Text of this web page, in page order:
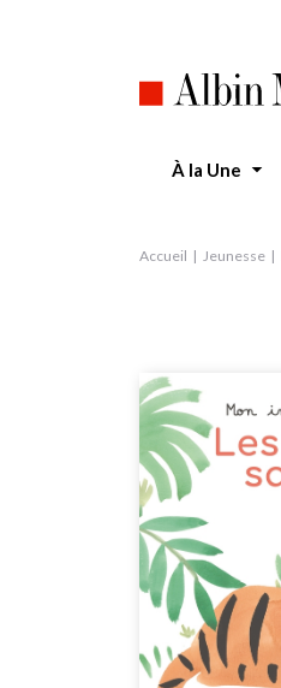
À la Une
Accueil Jeunesse